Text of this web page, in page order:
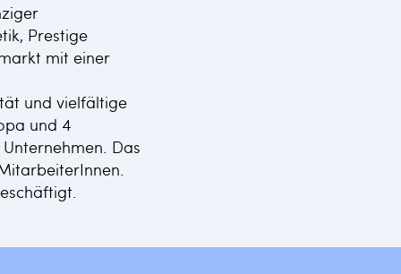
Prestige
mit einer
und vielfältige
und 4
Das